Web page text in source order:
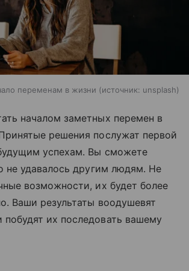
переменам в жизни источник: unsplash
началом заметных перемен в
решения послужат первой
успехам. Вы сможете
не удавалось другим людям. Не
возможности, их будет более
Ваши результаты воодушевят
их последовать вашему